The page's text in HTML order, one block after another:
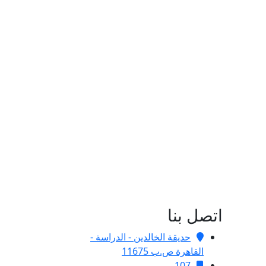
اتصل بنا
حديقة الخالدين - الدراسة -
القاهرة ص.ب 11675